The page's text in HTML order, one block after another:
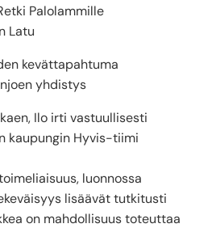
Palolammille
Latu
kevättapahtuma
yhdistys
Ilo irti vastuullisesti
kaupungin Hyvis-tiimi
luonnossa
lisäävät tutkitusti
on mahdollisuus toteuttaa